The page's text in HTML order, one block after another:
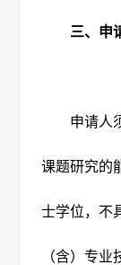
三、申
申请人须
课题研究的
士学位，不
（含）专